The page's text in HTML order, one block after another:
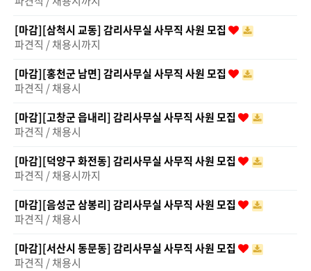
[마감][삼척시 교동] 감리사무실 사무직 사원 모집
파견직 / 채용시까지
[마감][홍천군 남면] 감리사무실 사무직 사원 모집
파견직 / 채용시
[마감][고창군 읍내리] 감리사무실 사무직 사원 모집
파견직 / 채용시
[마감][덕양구 화전동] 감리사무실 사무직 사원 모집
파견직 / 채용시까지
[마감][음성군 삼봉리] 감리사무실 사무직 사원 모집
파견직 / 채용시
[마감][서산시 동문동] 감리사무실 사무직 사원 모집
파견직 / 채용시